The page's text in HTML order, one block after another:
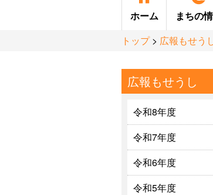
ホーム まちの
ふ
トップ> 広報もせう
広報もせうし
令和8年度
令和7年度
令和6年度
令和5年度